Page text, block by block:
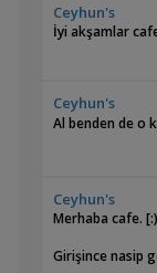
Ceyhun's
İyi akşamlar
Ceyhun's
Al benden de o
Ceyhun's
Merhaba cafe.
Girişince nasip